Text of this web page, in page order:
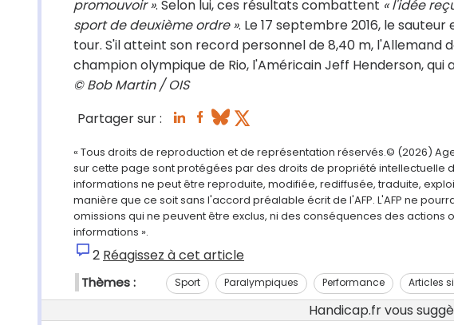
promouvoir ». Selon lui, ces résultats combattent « l'idée
sport de deuxième ordre ». Le 17 septembre 2016, le
tour. S'il atteint son record personnel de 8,40 m, l'Allemand
champion olympique de Rio, l'Américain Jeff Henderson, qui
© Bob Martin / OIS
Partager sur :
« Tous droits de reproduction et de représentation réservés.© (2026)
sur cette page sont protégées par des droits de propriété intellectuelle
informations ne peut être reproduite, modifiée, rediffusée, traduite,
manière que ce soit sans l'accord préalable écrit de l'AFP. L'AFP ne
omissions qui ne peuvent être exclus, ni des conséquences des actions
informations ».
2 Réagissez à cet article
Thèmes : Sport Paralympiques Performance Articles
Handicap.fr vous